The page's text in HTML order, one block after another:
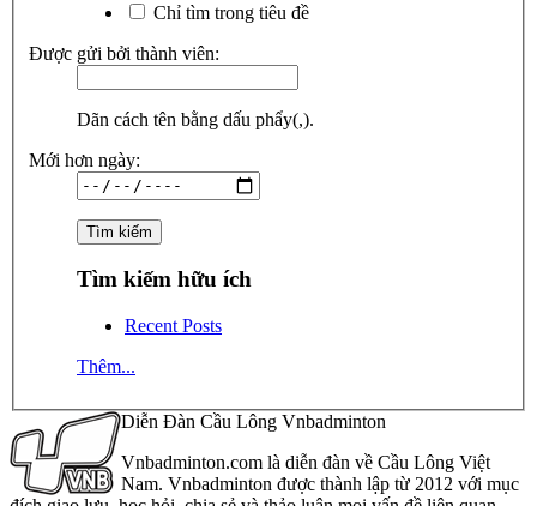
Chỉ tìm trong tiêu đề
Được gửi bởi thành viên:
Dãn cách tên bằng dấu phẩy(,).
Mới hơn ngày:
Tìm kiếm hữu ích
Recent Posts
Thêm...
Diễn Đàn Cầu Lông Vnbadminton
Vnbadminton.com là diễn đàn về Cầu Lông Việt
Nam. Vnbadminton được thành lập từ 2012 với mục